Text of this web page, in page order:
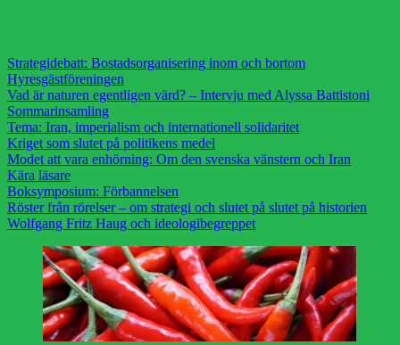
Strategidebatt: Bostadsorganisering inom och bortom
Hyresgästföreningen
Vad är naturen egentligen värd? – Intervju med Alyssa Battistoni
Sommarinsamling
Tema: Iran, imperialism och internationell solidaritet
Kriget som slutet på politikens medel
Modet att vara enhörning: Om den svenska vänstern och Iran
Kära läsare
Boksymposium: Förbannelsen
Röster från rörelser – om strategi och slutet på slutet på historien
Wolfgang Fritz Haug och ideologibegreppet